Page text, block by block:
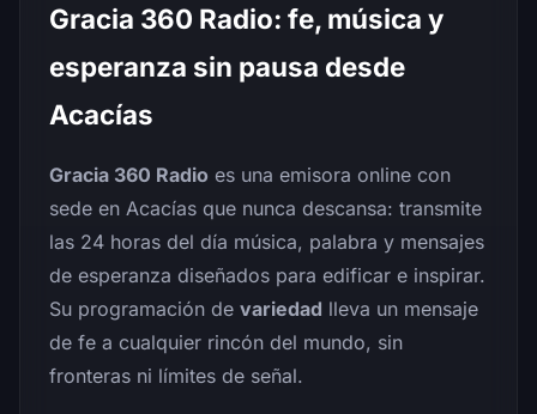
Gracia 360 Radio: fe, música y
esperanza sin pausa desde
Acacías
Gracia 360 Radio es una emisora online con
sede en Acacías que nunca descansa: transmite
las 24 horas del día música, palabra y mensajes
de esperanza diseñados para edificar e inspirar.
Su programación de variedad lleva un mensaje
de fe a cualquier rincón del mundo, sin
fronteras ni límites de señal.